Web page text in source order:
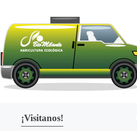
¡Visitanos!